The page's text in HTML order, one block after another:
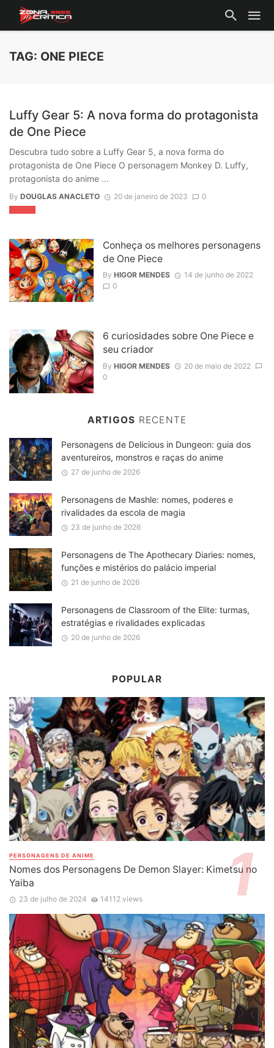
TAG: ONE PIECE
Luffy Gear 5: A nova forma do protagonista
de One Piece
Descubra tudo sobre a Luffy Gear 5, a nova forma do
protagonista de One Piece O personagem Monkey D. Luffy,
protagonista do anime ...
By DOUGLAS ANACLETO 20 de janeiro de 2023 0
Conheça os melhores personagens
de One Piece
By HIGOR MENDES
14 de junho de 2022
0
6 curiosidades sobre One Piece e
seu criador
By HIGOR MENDES
20 de maio de 2022
0
ARTIGOS RECENTE
Personagens de Delicious in Dungeon: guia dos
aventureiros, monstros e raças do anime
27 de junho de 2026
Personagens de Mashle: nomes, poderes e
rivalidades da escola de magia
23 de junho de 2026
Personagens de The Apothecary Diaries: nomes,
funções e mistérios do palácio imperial
21 de junho de 2026
Personagens de Classroom of the Elite: turmas,
estratégias e rivalidades explicadas
20 de junho de 2026
POPULAR
PERSONAGENS DE ANIME
Nomes dos Personagens De Demon Slayer: Kimetsu no
Yaiba
23 de julho de 2024 14112 views